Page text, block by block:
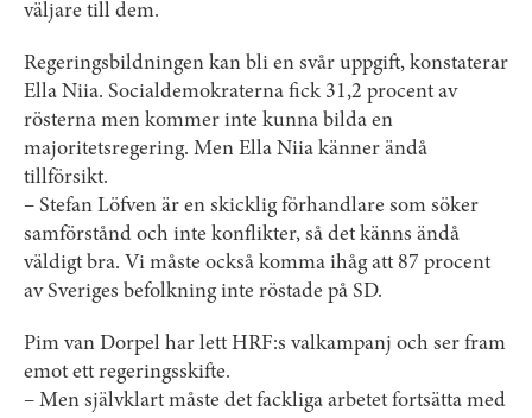
väljare till dem.
Regeringsbildningen kan bli en svår uppgift, konstaterar
Ella Niia. Socialdemokraterna fick 31,2 procent av
rösterna men kommer inte kunna bilda en
majoritetsregering. Men Ella Niia känner ändå
tillförsikt.
– Stefan Löfven är en skicklig förhandlare som söker
samförstånd och inte konflikter, så det känns ändå
väldigt bra. Vi måste också komma ihåg att 87 procent
av Sveriges befolkning inte röstade på SD.
Pim van Dorpel har lett HRF:s valkampanj och ser fram
emot ett regeringsskifte.
– Men självklart måste det fackliga arbetet fortsätta med